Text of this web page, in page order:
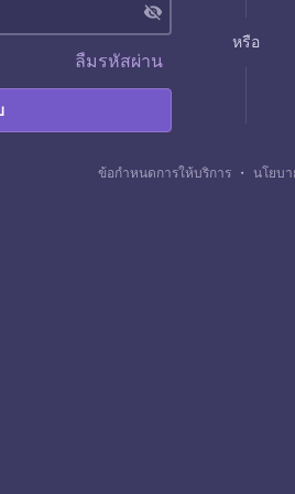
visibility_off
ลืมรหัสผ่าน
หรือ
ข้อกำหนดการให้บริการ ・ นโยบ